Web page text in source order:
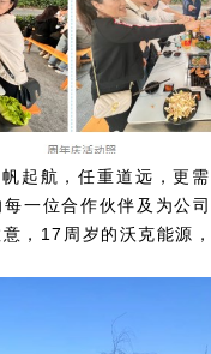
起航，任重道远，更
一位合作伙伴及为公
，17周岁的沃克能源